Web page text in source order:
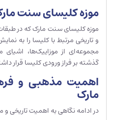
موزه کلیسای سنت
موزه کلیسای سنت مارک که در طبقات
و تاریخی مرتبط با کلیسا را به
مجموعه‌ای از موزاییک‌ها،
گذشته بر فراز ورودی کلیسا قرار
اهمیت مذهبی و
مارک
در ادامه نگاهی به اهمیت تاریخی